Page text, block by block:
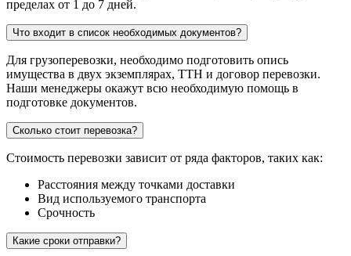
пределах от 1 до 7 дней.
Что входит в список необходимых документов?
Для грузоперевозки, необходимо подготовить опись
имущества в двух экземплярах, ТТН и договор перевозки.
Наши менеджеры окажут всю необходимую помощь в
подготовке документов.
Сколько стоит перевозка?
Стоимость перевозки зависит от ряда факторов, таких как:
Расстояния между точками доставки
Вид используемого транспорта
Срочность
Какие сроки отправки?